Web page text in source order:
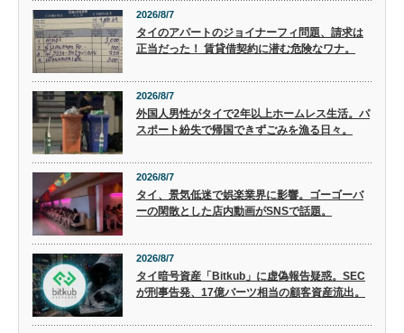
2026/8/7
タイのアパートのジョイナーフィ問題、請求は
正当だった！ 賃貸借契約に潜む危険なワナ。
2026/8/7
外国人男性がタイで2年以上ホームレス生活。パ
スポート紛失で帰国できずごみを漁る日々。
2026/8/7
タイ、景気低迷で娯楽業界に影響。ゴーゴーバ
ーの閑散とした店内動画がSNSで話題。
2026/8/7
タイ暗号資産「Bitkub」に虚偽報告疑惑。SEC
が刑事告発、17億バーツ相当の顧客資産流出。